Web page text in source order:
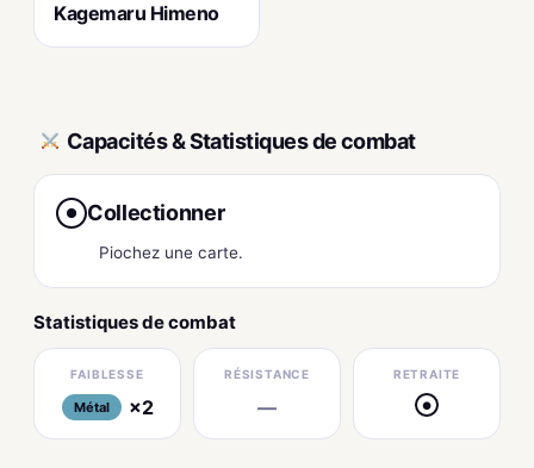
Kagemaru Himeno
Capacités & Statistiques de combat
● Collectionner
Piochez une carte.
Statistiques de combat
FAIBLESSE
Métal ×2
RÉSISTANCE
—
RETRAITE
●